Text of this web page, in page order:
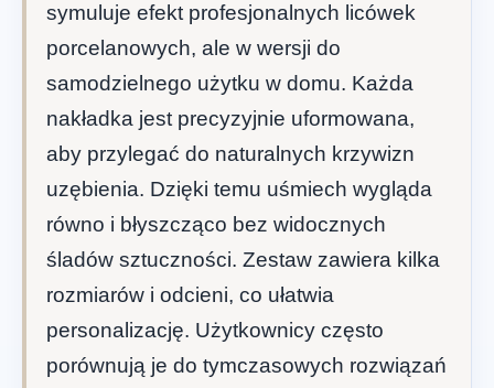
symuluje efekt profesjonalnych licówek
porcelanowych, ale w wersji do
samodzielnego użytku w domu. Każda
nakładka jest precyzyjnie uformowana,
aby przylegać do naturalnych krzywizn
uzębienia. Dzięki temu uśmiech wygląda
równo i błyszcząco bez widocznych
śladów sztuczności. Zestaw zawiera kilka
rozmiarów i odcieni, co ułatwia
personalizację. Użytkownicy często
porównują je do tymczasowych rozwiązań